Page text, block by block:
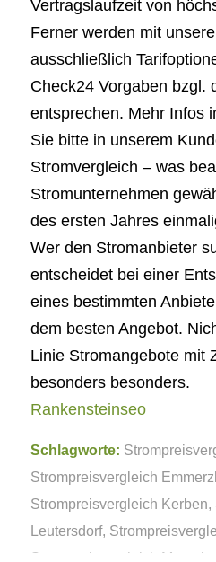
Vertragslaufzeit von
Ferner werden mit
ausschließlich
Check24 Vorgaben bzgl.
entsprechen. Mehr Infos
Sie bitte in unserem
Stromvergleich – was
Stromunternehmen
des ersten Jahres
Wer den Stromanbieter
entscheidet bei einer
eines bestimmten
dem besten Angebot.
Linie Stromangebote mit
besonders besonders.
Rankensteinseo
Schlagworte:
Strompreisvergleich
Strompreisvergleich Kerben,
Leutersdorf,
Strompreisvergleich